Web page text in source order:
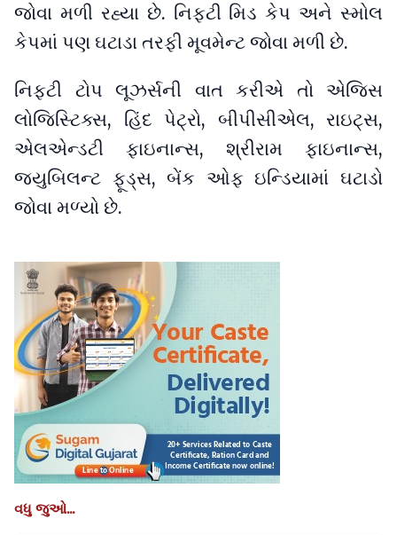
જોવા મળી રહ્યા છે. નિફ્ટી મિડ કેપ અને સ્મોલ
કેપમાં પણ ઘટાડા તરફી મૂવમેન્ટ જોવા મળી છે.
નિફ્ટી ટોપ લૂઝર્સની વાત કરીએ તો એજિસ
લોજિસ્ટિક્સ, હિંદ પેટ્રો, બીપીસીએલ, રાઇટ્સ,
એલએન્ડટી ફાઇનાન્સ, શ્રીરામ ફાઇનાન્સ,
જ્યુબિલન્ટ ફૂડ્સ, બેંક ઓફ ઇન્ડિયામાં ઘટાડો
જોવા મળ્યો છે.
વધુ જુઓ...